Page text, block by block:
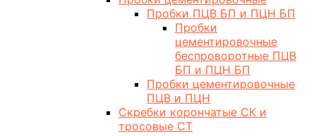
Пробки ПЦВ БП и ПЦН БП
Пробки
цементировочные
беспроворотные ПЦВ
БП и ПЦН БП
Пробки цементировочные
ПЦВ и ПЦН
Скребки корончатые СК и
тросовые СТ